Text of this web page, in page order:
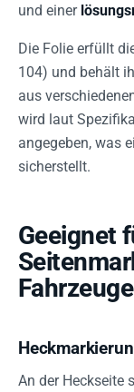
und einer
Die Folie erfüllt
104) und behält
aus
wird laut
angegeben, was
sicherstellt.
Geeignet
Fahrzeuge
An der Heckseite